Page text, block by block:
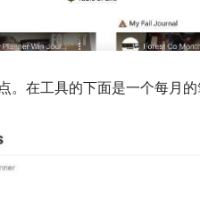
。在工具的下面是一个每月